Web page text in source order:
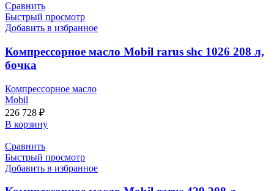
Сравнить
Быстрый просмотр
Добавить в избранное
Компрессорное масло Mobil rarus shc 1026 208 л,
бочка
Компрессорное масло
Mobil
226 728 ₽
В корзину
Сравнить
Быстрый просмотр
Добавить в избранное